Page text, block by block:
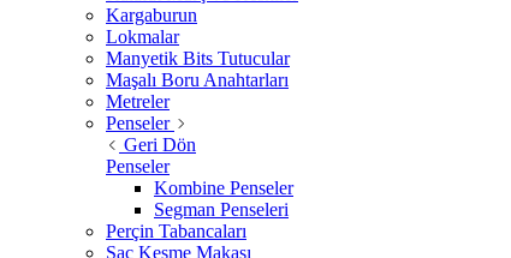
Kargaburun
Lokmalar
Manyetik Bits Tutucular
Maşalı Boru Anahtarları
Metreler
Penseler
Geri Dön
Penseler
Kombine Penseler
Segman Penseleri
Perçin Tabancaları
Saç Kesme Makası